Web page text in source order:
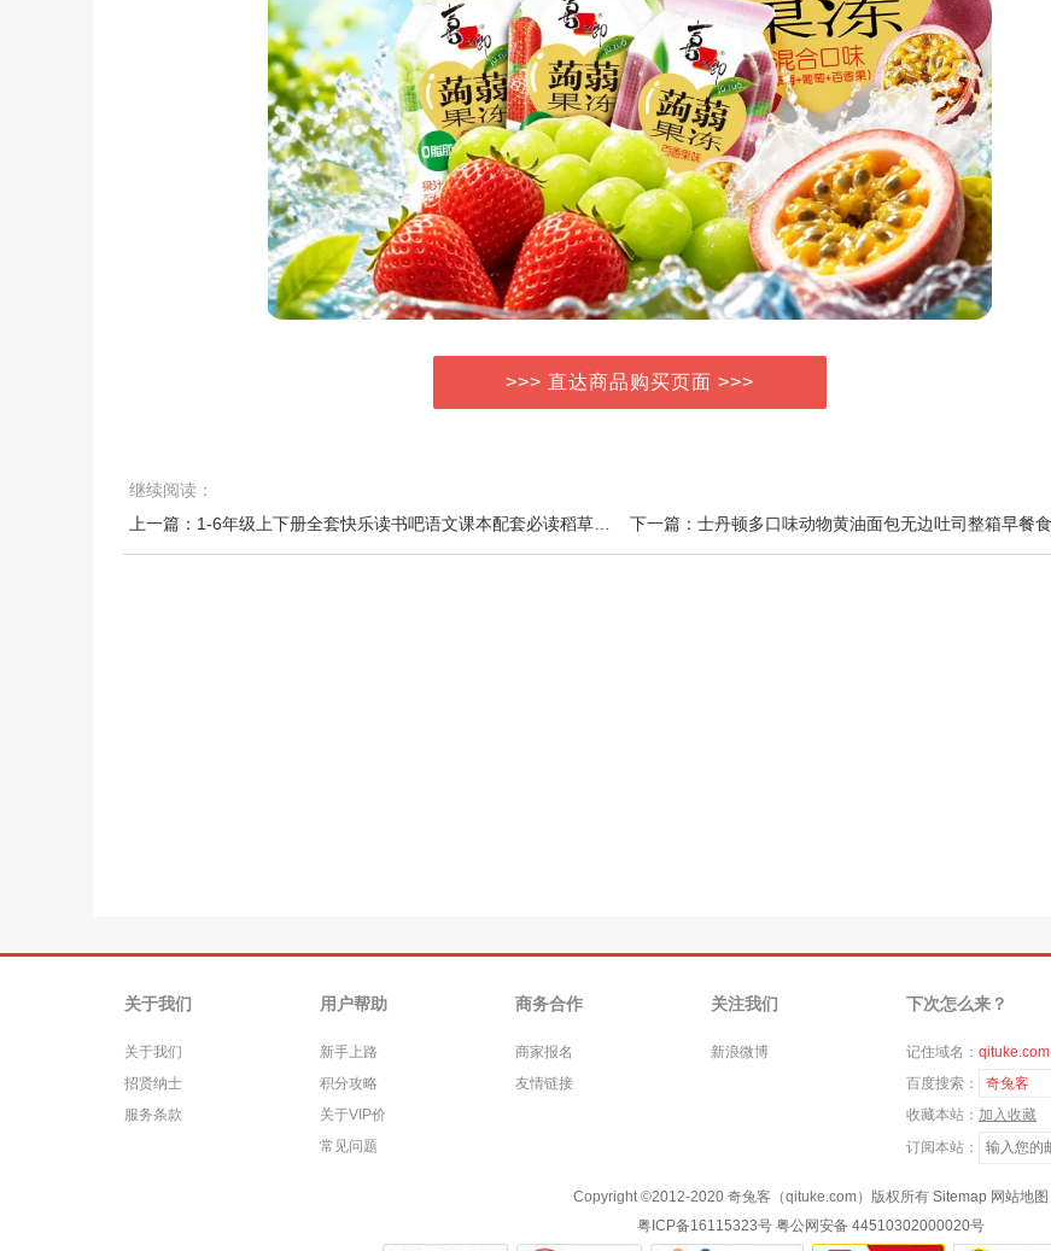
>>> 直达商品购买页面 >>>
继续阅读：
关于我们
关于我们
招贤纳士
服务条款
用户帮助
新手上路
积分攻略
关于VIP价
常见问题
商务合作
商家报名
友情链接
关注我们
新浪微博
下次怎么来？
记住域名： qituke.com
百度搜索：
奇兔客
收藏本站： 加入收藏
订阅本站：
Copyright ©2012-2020 奇兔客（qituke.com）版权所有 Sitemap 网站地图
粤ICP备16115323号 粤公网安备 44510302000020号